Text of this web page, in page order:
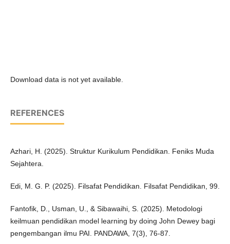
Download data is not yet available.
REFERENCES
Azhari, H. (2025). Struktur Kurikulum Pendidikan. Feniks Muda
Sejahtera.
Edi, M. G. P. (2025). Filsafat Pendidikan. Filsafat Pendidikan, 99.
Fantofik, D., Usman, U., & Sibawaihi, S. (2025). Metodologi
keilmuan pendidikan model learning by doing John Dewey bagi
pengembangan ilmu PAI. PANDAWA, 7(3), 76-87.